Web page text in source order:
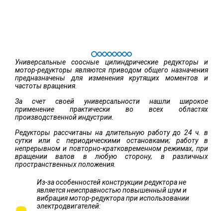
Универсальные соосные цилиндрические редукторы и
мотор-редукторы являются приводом общего назначения
предназначены для изменения крутящих моментов и
частоты вращения.
За счет своей универсальности нашли широкое
применение практически во всех областях
производственной индустрии.
Редукторы рассчитаны на длительную работу до 24 ч. в
сутки или с периодическими остановками; работу в
непрерывном и повторно-кратковременном режимах, при
вращении валов в любую сторону, в различных
пространственных положения.
Из-за особенностей конструкции редуктора не
является неисправностью повышенный шум и
вибрация мотор-редуктора при использовании
электродвигателей: